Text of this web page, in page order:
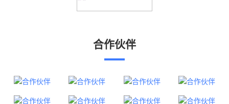
合作伙伴